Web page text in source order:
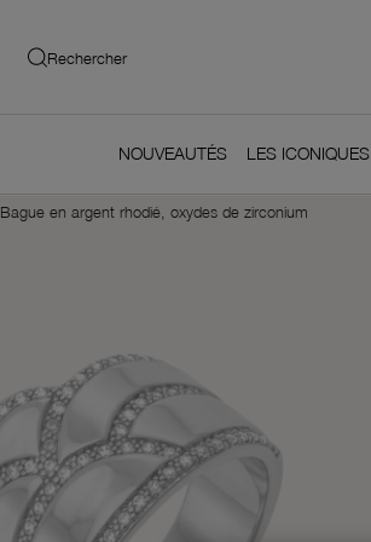
Rechercher
NOUVEAUTÉS LES ICONIQUES
Bague en argent rhodié, oxydes de zirconium